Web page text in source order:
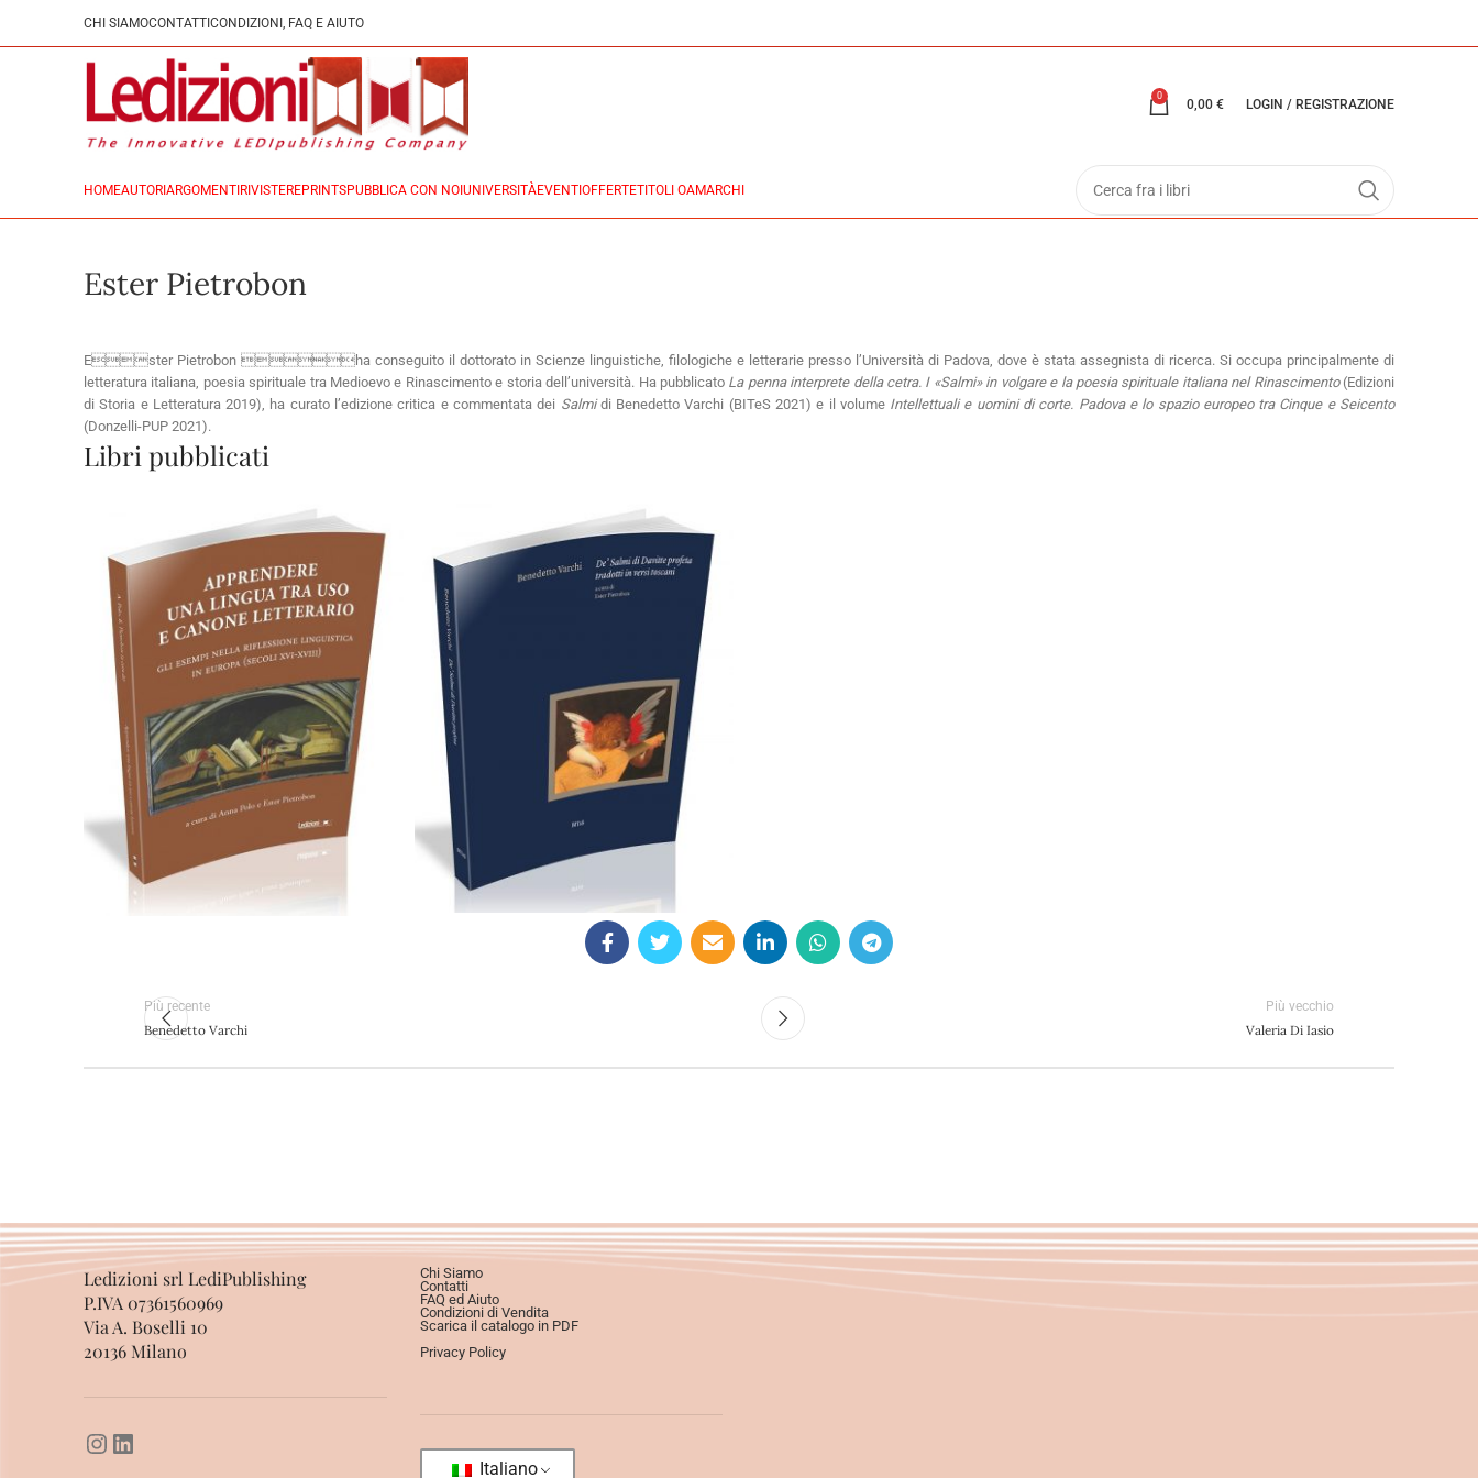
CHI SIAMOCONTATTI CONDIZIONI, FAQ E AIUTO
0
0,00 € LOGIN / REGISTRAZIONE
HOMEAUTORI ARGOMENTI RIVISTEREPRINTSPUBBLICA CON NOI UNIVERSITÀEVENTI OFFERTETITOLI OAMARCHI
Ester Pietrobon
Ester Pietrobon ha conseguito il dottorato in Scienze linguistiche, filologiche e letterarie presso l’Università di Padova, dove è stata assegnista di ricerca. Si occupa principalmente di
letteratura italiana, poesia spirituale tra Medioevo e Rinascimento e storia dell’università. Ha pubblicato La penna interprete della cetra. I «Salmi» in volgare e la poesia spirituale italiana nel Rinascimento(Edizioni
di Storia e Letteratura 2019), ha curato l’edizione critica e commentata dei Salmidi Benedetto Varchi (BITeS 2021) e il volumeIntellettuali e uomini di corte. Padova e lo spazio europeo tra Cinque e Seicento
(Donzelli-PUP 2021).
Libri pubblicati
CartaceoeBook in ePub
8,99€ 19,90€
28,00€
Aggiungi al carrello
Più recente
Benedetto Varchi
Più vecchio
Valeria Di Iasio
Ledizioni srl LediPublishing
P.IVA 07361560969
Via A. Boselli 10
20136 Milano
Chi Siamo
Contatti
FAQ ed Aiuto
Condizioni di Vendita
Scarica il catalogo in PDF
Privacy Policy
Italiano